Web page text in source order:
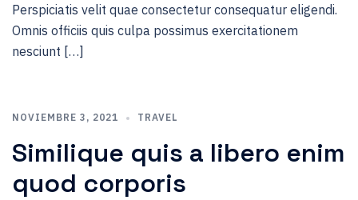
Perspiciatis velit quae consectetur consequatur eligendi.
Omnis officiis quis culpa possimus exercitationem
nesciunt […]
NOVIEMBRE 3, 2021 TRAVEL
Similique quis a libero enim
quod corporis